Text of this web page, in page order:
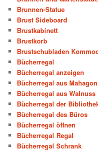
Brunnen-Statue
Brust Sideboard
Brustkabinett
Brustkorb
Brustschubladen
Bücherregal
Bücherregal anzeigen
Bücherregal aus
Bücherregal aus Walnuss
Bücherregal der
Bücherregal des Büros
Bücherregal öffnen
Bücherregal Regal
Bücherregal Schrank